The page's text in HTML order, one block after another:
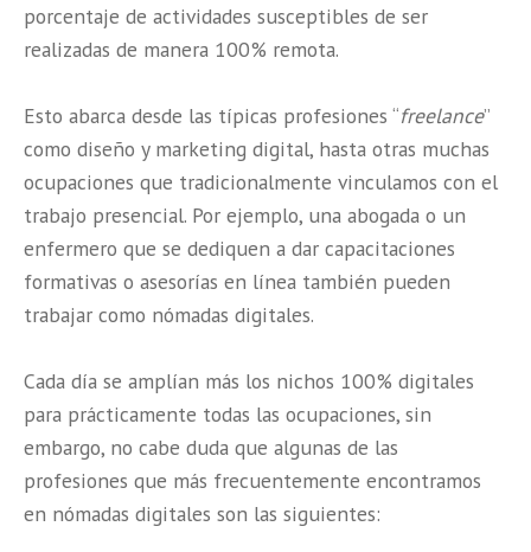
porcentaje de actividades susceptibles de ser
realizadas de manera 100% remota.
Esto abarca desde las típicas profesiones “freelance”
como diseño y marketing digital, hasta otras muchas
ocupaciones que tradicionalmente vinculamos con el
trabajo presencial. Por ejemplo, una abogada o un
enfermero que se dediquen a dar capacitaciones
formativas o asesorías en línea también pueden
trabajar como nómadas digitales.
Cada día se amplían más los nichos 100% digitales
para prácticamente todas las ocupaciones, sin
embargo, no cabe duda que algunas de las
profesiones que más frecuentemente encontramos
en nómadas digitales son las siguientes: